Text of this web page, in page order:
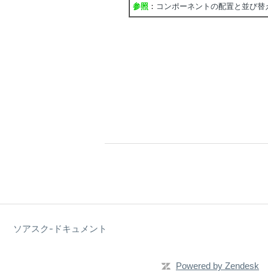
参照 ： コンポーネントの配置と並び
ソアスク-ドキュメント
Powered by Zendesk